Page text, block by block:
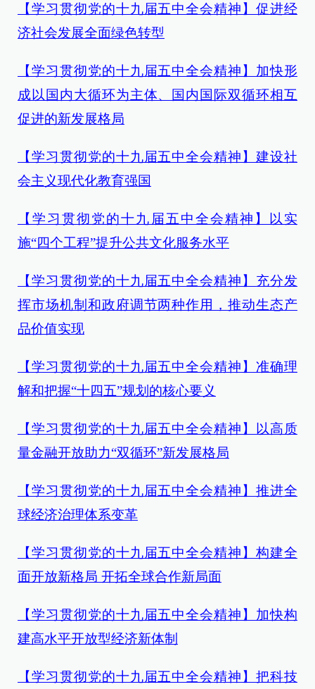
【学习贯彻党的十九届五中全会精神】促进经
济社会发展全面绿色转型
【学习贯彻党的十九届五中全会精神】加快形
成以国内大循环为主体、国内国际双循环相互
促进的新发展格局
【学习贯彻党的十九届五中全会精神】建设社
会主义现代化教育强国
【学习贯彻党的十九届五中全会精神】以实
施“四个工程”提升公共文化服务水平
【学习贯彻党的十九届五中全会精神】 充分发
挥市场机制和政府调节两种作用，推动生态产
品价值实现
【学习贯彻党的十九届五中全会精神】准确理
解和把握“十四五”规划的核心要义
【学习贯彻党的十九届五中全会精神】以高质
量金融开放助力“双循环”新发展格局
【学习贯彻党的十九届五中全会精神】推进全
球经济治理体系变革
【学习贯彻党的十九届五中全会精神】构建全
面开放新格局 开拓全球合作新局面
【学习贯彻党的十九届五中全会精神】加快构
建高水平开放型经济新体制
【学习贯彻党的十九届五中全会精神】把科技